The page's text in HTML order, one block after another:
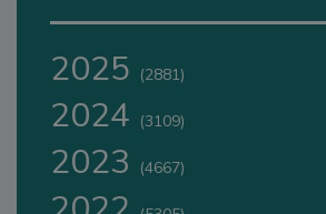
2025 (2881)
2024 (3109)
2023 (4667)